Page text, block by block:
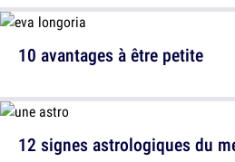
10 avantages à être petite
12 signes astrologiques du